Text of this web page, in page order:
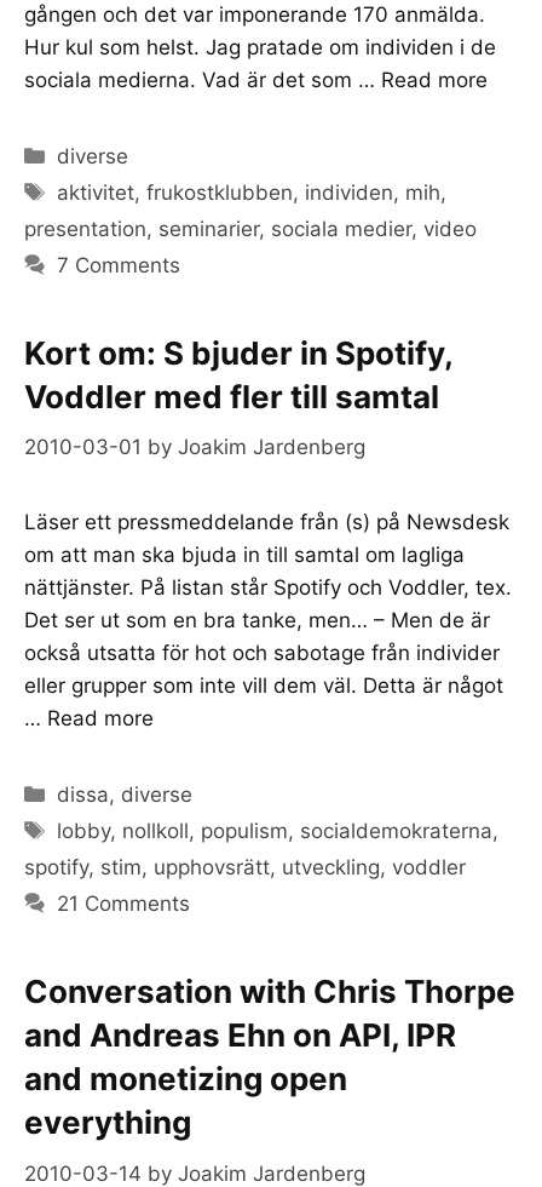
gången och det var imponerande 170 anmälda.
Hur kul som helst. Jag pratade om individen i de
sociala medierna. Vad är det som … Read more
Categories
diverse
Tags
aktivitet,frukostklubben, individen, mih,
presentation, seminarier, sociala medier, video
7 Comments
Kort om: S bjuder in Spotify,
Voddler med fler till samtal
2010-03-01 by Joakim Jardenberg
Läser ett pressmeddelande från (s) på Newsdesk
om att man ska bjuda in till samtal om lagliga
nättjänster. På listan står Spotify och Voddler, tex.
Det ser ut som en bra tanke, men… – Men de är
också utsatta för hot och sabotage från individer
eller grupper som inte vill dem väl. Detta är något
… Read more
Categories
dissa, diverse
Tags
lobby, nollkoll, populism, socialdemokraterna,
spotify, stim, upphovsrätt, utveckling, voddler
21 Comments
Conversation with Chris Thorpe
and Andreas Ehn on API, IPR
and monetizing open
everything
2010-03-14 by Joakim Jardenberg